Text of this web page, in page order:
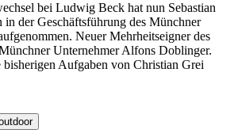
bei Ludwig Beck hat nun Sebastian
in der Geschäftsführung des Münchner
Neuer Mehrheitseigner des
Unternehmer Alfons Doblinger.
bisherigen Aufgaben von Christian Grei